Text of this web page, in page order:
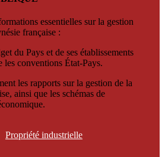
essentielles sur la gestion
française :
du Pays et de ses établissements
les conventions État-Pays.
les rapports sur la gestion de la
ainsi que les schémas de
Propriété industrielle